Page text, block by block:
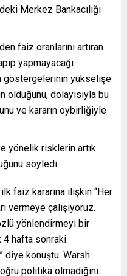
Merkez Bankacılığı
faiz oranlarını artıran
yapmayacağı
göstergelerinin yükselişe
olduğunu, dolayısıyla bu
ve kararın oybirliğiyle
yönelik risklerin artık
söyledi.
faiz kararına ilişkin “Her
vermeye çalışıyoruz.
yönlendirmeyi bir
4 hafta sonraki
diye konuştu. Warsh
politika olmadığını